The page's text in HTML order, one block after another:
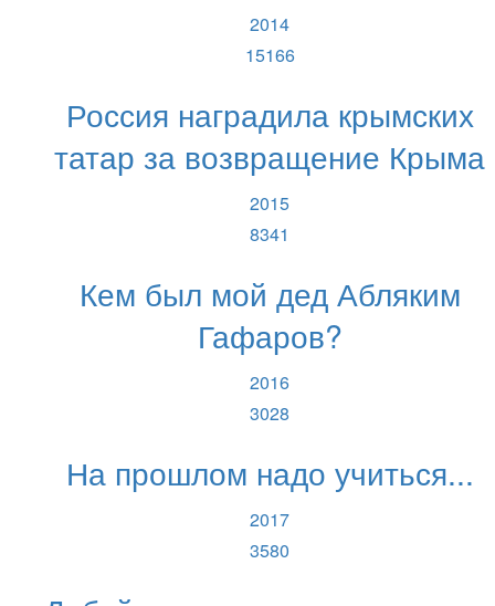
2014
15166
Россия наградила крымских
татар за возвращение Крыма
2015
8341
Кем был мой дед Абляким
Гафаров?
2016
3028
На прошлом надо учиться...
2017
3580